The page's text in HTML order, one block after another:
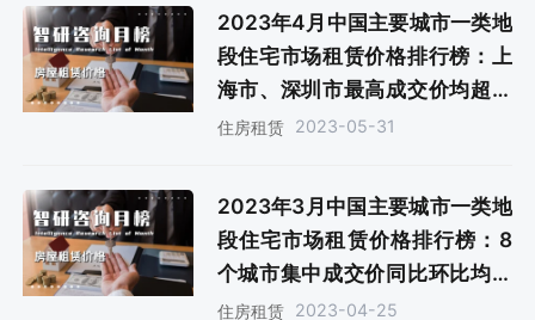
2023年4月中国主要城市一类地
段住宅市场租赁价格排行榜：上
海市、深圳市最高成交价均超过
300元/m²（附月榜TOP35详
住房租赁 2023-05-31
2023年3月中国主要城市一类地
段住宅市场租赁价格排行榜：8
个城市集中成交价同比环比均上
升（附月榜TOP35详单）
住房租赁 2023-04-25